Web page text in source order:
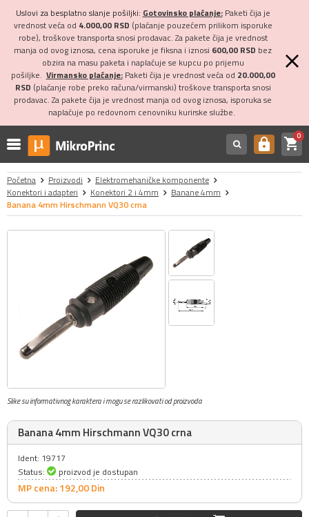
Uslovi za besplatno slanje pošiljki: Gotovinsko plaćanje:Paketi čija je
vrednost veća od 4.000,00 RSD (plaćanje pouzećem prilikom isporuke
robe), troškove transporta snosi prodavac. Za pakete čija je vrednost
manja od ovog iznosa, cena isporuke je fiksna i iznosi 600,00 RSD bez
obzira na masu paketa i naplaćuje se kupcu po prijemu
pošiljke. Virmansko plaćanje:Paketi čija je vrednost veća od 20.000,00
RSD (plaćanje robe preko računa/virmanski) troškove transporta snosi
prodavac. Za pakete čija je vrednost manja od ovog iznosa, isporuka se
naplaćuje po redovnom cenovniku kurirske službe.
https shopping_cart0
Početna Proizvodi
Elektromehaničke komponente
Konektori i adapteri
Konektori 2 i 4mm
Banane 4mm
Banana 4mm Hirschmann VQ30 crna
Slike su informativnog karaktera i mogu se razlikovati od proizvoda
Banana 4mm Hirschmann VQ30 crna
Ident: 19717
Status:
proizvod je dostupan
MP cena: 192,00Din